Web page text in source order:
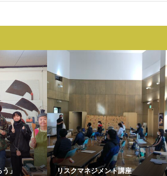
」 リスクマネジメント講座